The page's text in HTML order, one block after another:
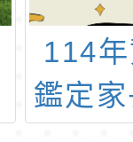
114
鑑定